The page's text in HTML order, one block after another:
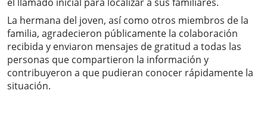
La hermana del joven, así como otros miembros de la
familia, agradecieron públicamente la colaboración
recibida y enviaron mensajes de gratitud a todas las
personas que compartieron la información y
contribuyeron a que pudieran conocer rápidamente la
situación.